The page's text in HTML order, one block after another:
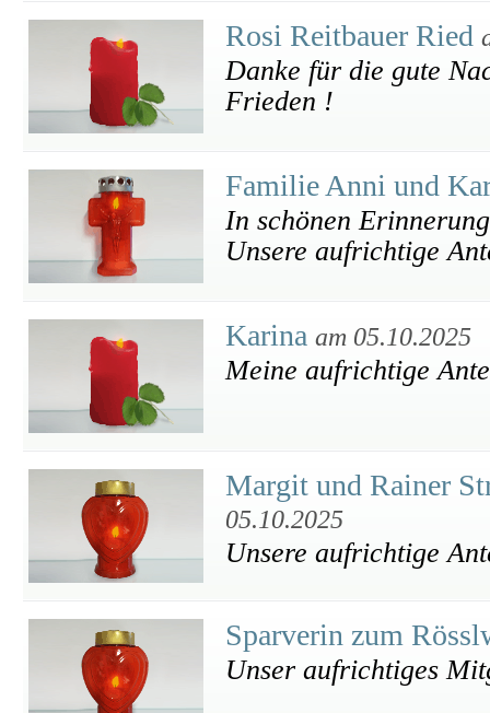
Rosi Reitbauer Ried
Danke für die gute
Frieden !
Familie Anni und
In schönen
Unsere aufrichtige
Karina am 05.10.2025
Meine aufrichtige
Margit und Rainer
05.10.2025
Unsere aufrichtige
Sparverin zum
Unser aufrichtiges